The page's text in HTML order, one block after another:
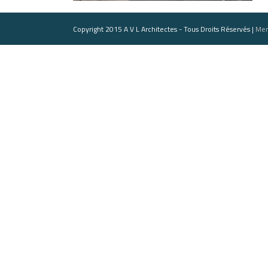
Copyright 2015 A V L Architectes - Tous Droits Réservés |